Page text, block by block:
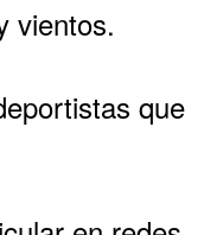
vientos.
que